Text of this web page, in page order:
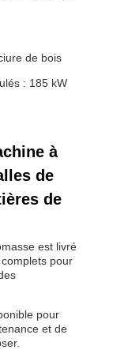
de bois
: 185 kW
à
de
de
est livré
pour
pour
et de